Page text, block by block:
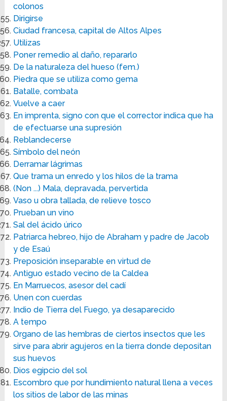
colonos
Dirigirse
Ciudad francesa, capital de Altos Alpes
Utilizas
Poner remedio al daño, repararlo
De la naturaleza del hueso (fem.)
Piedra que se utiliza como gema
Batalle, combata
Vuelve a caer
En imprenta, signo con que el corrector indica que ha
de efectuarse una supresión
Reblandecerse
Símbolo del neón
Derramar lágrimas
Que trama un enredo y los hilos de la trama
(Non ...) Mala, depravada, pervertida
Vaso u obra tallada, de relieve tosco
Prueban un vino
Sal del ácido úrico
Patriarca hebreo, hijo de Abraham y padre de Jacob
y de Esaú
Preposición inseparable en virtud de
Antiguo estado vecino de la Caldea
En Marruecos, asesor del cadí
Unen con cuerdas
Indio de Tierra del Fuego, ya desaparecido
A tempo
Organo de las hembras de ciertos insectos que les
sirve para abrir agujeros en la tierra donde depositan
sus huevos
Dios egipcio del sol
Escombro que por hundimiento natural llena a veces
los sitios de labor de las minas